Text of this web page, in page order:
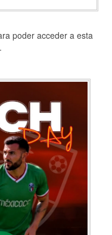
poder acceder a esta